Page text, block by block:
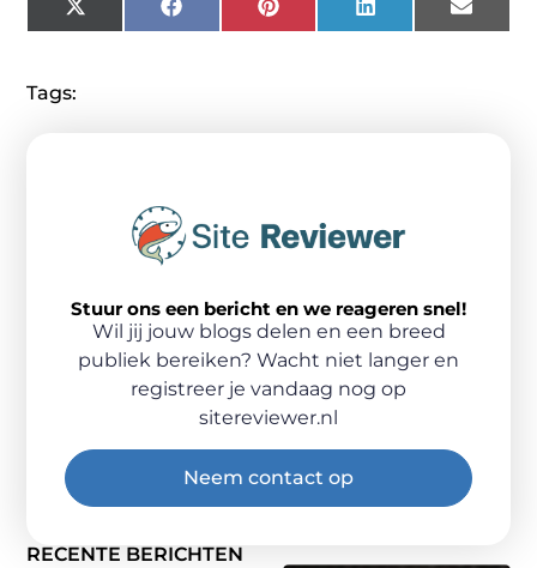
X
(Twitter)
FacebookPinterestLinkedIn Email
Tags:
RECENTE BERICHTEN
Stuur ons een bericht en we reageren snel!
Wil jij jouw blogs delen en een breed
publiek bereiken? Wacht niet langer en
registreer je vandaag nog op
sitereviewer.nl
Neem contact op